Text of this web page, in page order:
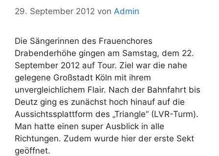
29. September 2012 von Admin
Die Sängerinnen des Frauenchores
Drabenderhöhe gingen am Samstag, dem 22.
September 2012 auf Tour. Ziel war die nahe
gelegene Großstadt Köln mit ihrem
unvergleichlichem Flair. Nach der Bahnfahrt bis
Deutz ging es zunächst hoch hinauf auf die
Aussichtssplattform des „Triangle“ (LVR-Turm).
Man hatte einen super Ausblick in alle
Richtungen. Zudem wurde hier der erste Sekt
geöffnet.